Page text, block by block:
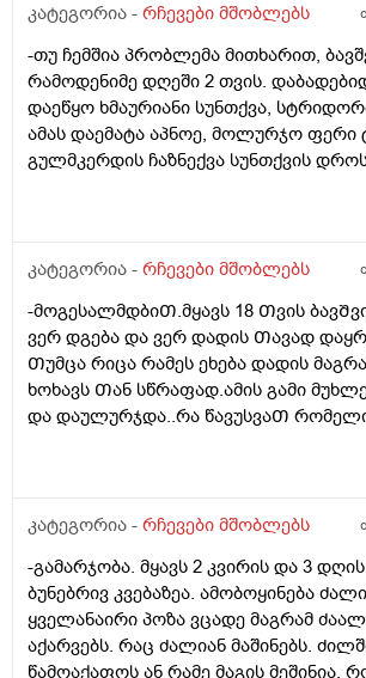
კატეგორია - რჩევები მშობლებს
-თუ ჩემშია პრობლემა მითხარით,
რამოდენიმე დღეში 2 თვის.
დაეწყო ხმაურიანი სუნთქვა,
ამას დაემატა აპნოე, მოლურჯო ფერი
გულმკერდის ჩაზნექვა სუნთქვის
სიცილკისკისით გამომიშვა, ეს
კარგად მიეწოდება ტვინს, ახლა
გუგლში ვკითხულობ რომ ბავშვი
დახმარებას საჭიროებს თუ სუნთქვის
გულმკერდი ეზნიქება ასევე ყელთან
აპნოეო და რაღა ვქნა არ ვიცი, ისევ
სხვასთან? ანუ თითქოს როგორც კი
სტრიდორი ხომ ნიშნავს იმას რომ
დიდ ძალას ატანს სუნთქვის დროს.
კატეგორია - რჩევები მშობლებს
-მოგესალმდბიᲗ.მყავს 18 Თვის
ვერ დგება და ვერ დადის Თავად
Თუმცა რიცა რამეს ეხება დადის
ხოხავს Თან სწრაფად.ამის გამი
და დაულურჯდა..რა წავუსვაᲗ
კატეგორია - რჩევები მშობლებს
-გამარჯობა. მყავს 2 კვირის და 3 დღის
ბუნებრივ კვებაზეა. ამობოყინება
ყველანაირი პოზა ვცადე მაგრამ
აქარვებს. რაც ძალიან მაშინებს.
წამოაქაფოს ან რამე მაგის მეშინია.